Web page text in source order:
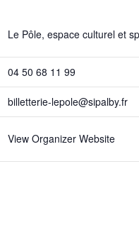
Le Pôle, espace culturel et
04 50 68 11 99
billetterie-lepole@sipalby.fr
View Organizer Website